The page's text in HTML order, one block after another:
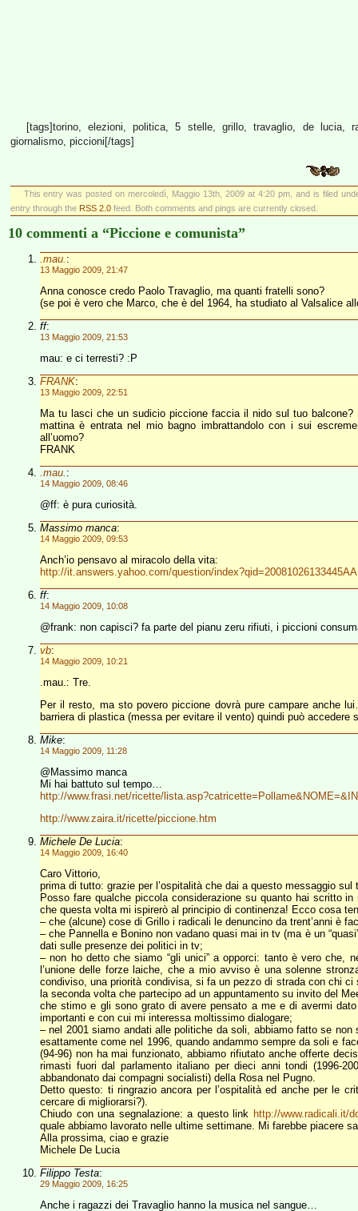
[tags]torino, elezioni, politica, 5 stelle, grillo, travaglio, de lucia,
giornalismo, piccioni[/tags]
This entry was posted on mercoledì, Maggio 13th, 2009 at 4:20 pm, and is filed
entry through the RSS 2.0 feed. Both comments and pings are currently closed.
10 commenti a “Piccione e comunista”
.mau. :
13 Maggio 2009, 21:47
Anna conosce credo Paolo Travaglio, ma quanti fratelli sono?
(se poi è vero che Marco, che è del 1964, ha studiato al Valsalice
ff:
13 Maggio 2009, 21:53
mau: e ci terresti? :P
FRANK:
13 Maggio 2009, 22:51
Ma tu lasci che un sudicio piccione faccia il nido sul tuo
mattina è entrata nel mio bagno imbrattandolo con i sui
all’uomo?
FRANK
.mau. :
14 Maggio 2009, 08:46
@ff: è pura curiosità.
Massimo manca:
14 Maggio 2009, 09:53
Anch’io pensavo al miracolo della vita:
http://it.answers.yahoo.com/question/
ff:
14 Maggio 2009, 10:08
@frank: non capisci? fa parte del pianu zeru rifiuti, i piccioni
vb:
14 Maggio 2009, 10:21
.mau.: Tre.
Per il resto, ma sto povero piccione dovrà pure campare anche
barriera di plastica (messa per evitare il vento) quindi può accedere
Mike:
14 Maggio 2009, 11:28
@Massimo manca
Mi hai battuto sul tempo…
http://www.frasi.net/ricette/
http://www.zaira.it/ricette/piccione.htm
Michele De Lucia:
14 Maggio 2009, 16:40
Caro Vittorio,
prima di tutto: grazie per l’ospitalità che dai a questo messaggio sul
Posso fare qualche piccola considerazione su quanto hai scritto
che questa volta mi ispirerò al principio di continenza! Ecco cosa
– che (alcune) cose di Grillo i radicali le denuncino da trent’anni è
– che Pannella e Bonino non vadano quasi mai in tv (ma è un
dati sulle presenze dei politici in tv;
– non ho detto che siamo “gli unici” a opporci: tanto è vero che,
l’unione delle forze laiche, che a mio avviso è una solenne
condiviso, una priorità condivisa, si fa un pezzo di strada con chi
la seconda volta che partecipo ad un appuntamento su invito del
che stimo e gli sono grato di avere pensato a me e di avermi
importanti e con cui mi interessa moltissimo dialogare;
– nel 2001 siamo andati alle politiche da soli, abbiamo fatto se
esattamente come nel 1996, quando andammo sempre da soli e
(94-96) non ha mai funzionato, abbiamo rifiutato anche offerte
rimasti fuori dal parlamento italiano per dieci anni tondi (1996-
abbandonato dai compagni socialisti) della Rosa nel Pugno.
Detto questo: ti ringrazio ancora per l’ospitalità ed anche per le
cercare di migliorarsi?).
Chiudo con una segnalazione: a questo link http://www.radicali.it/
quale abbiamo lavorato nelle ultime settimane. Mi farebbe piacere
Alla prossima, ciao e grazie
Michele De Lucia
Filippo Testa:
29 Maggio 2009, 16:25
Anche i ragazzi dei Travaglio hanno la musica nel sangue…